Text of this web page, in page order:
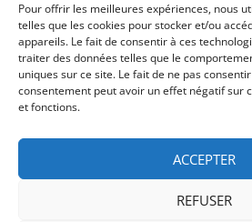
Pour offrir les meilleures expériences, nous
telles que les cookies pour stocker et/ou
appareils. Le fait de consentir à ces
traiter des données telles que le
uniques sur ce site. Le fait de ne pas
consentement peut avoir un effet négatif sur
et fonctions.
ACCEPTER
REFUSER
jeudi
vendredi
samedi
dimanche